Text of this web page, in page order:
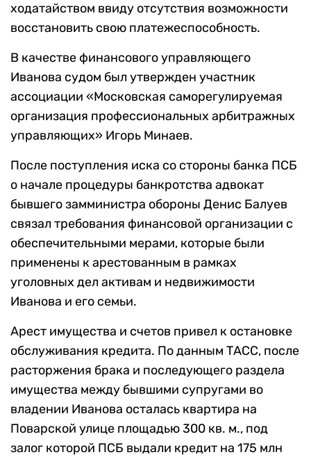
ходатайством ввиду отсутствия возможности
восстановить свою платежеспособность.
В качестве финансового управляющего
Иванова судом был утвержден участник
ассоциации «Московская саморегулируемая
организация профессиональных арбитражных
управляющих» Игорь Минаев.
После поступления иска со стороны банка ПСБ
о начале процедуры банкротства адвокат
бывшего замминистра обороны Денис Балуев
связал требования финансовой организации с
обеспечительными мерами, которые были
применены к арестованным в рамках
уголовных дел активам и недвижимости
Иванова и его семьи.
Арест имущества и счетов привел к остановке
обслуживания кредита. По данным ТАСС, после
расторжения брака и последующего раздела
имущества между бывшими супругами во
владении Иванова осталась квартира на
Поварской улице площадью 300 кв. м., под
залог которой ПСБ выдали кредит на 175 млн